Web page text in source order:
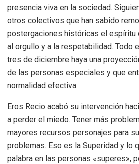
presencia viva en la sociedad.
otros colectivos que han sabido
postergaciones históricas el espíritu
al orgullo y a la respetabilidad. Todo
tres de diciembre haya una
de las personas especiales y que
normalidad efectiva.
Eros Recio acabó su intervención
a perder el miedo. Tener más
mayores recursos personajes para
problemas. Eso es la Superidad y lo
palabra en las personas «superes»,